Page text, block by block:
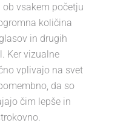
vsakem početju
količina
in drugih
Ker vizualne
vplivajo na svet
da so
čim lepše in